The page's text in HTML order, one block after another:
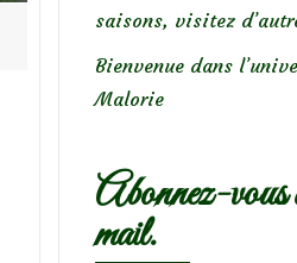
saisons, visitez
Bienvenue dans
Malorie
Abonnez-vous
mail.